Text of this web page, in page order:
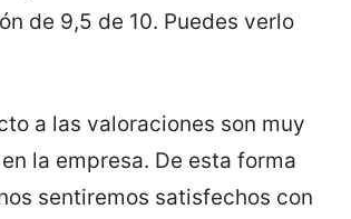
de 9,5 de 10. Puedes verlo
a las valoraciones son muy
la empresa. De esta forma
sentiremos satisfechos con